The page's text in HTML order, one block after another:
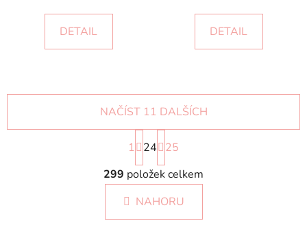
DETAIL DETAIL
O
v
l
á
d
NAČÍST 11 DALŠÍCH
S
t
r
á
n
k
1 24
25
299 položek celkem
NAHORU